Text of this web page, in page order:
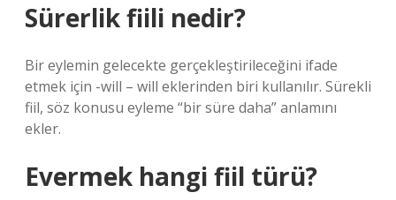
Sürerlik fiili nedir?
Bir eylemin gelecekte gerçekleştirileceğini ifade
etmek için -will – will eklerinden biri kullanılır. Sürekli
fiil, söz konusu eyleme “bir süre daha” anlamını
ekler.
Evermek hangi fiil türü?